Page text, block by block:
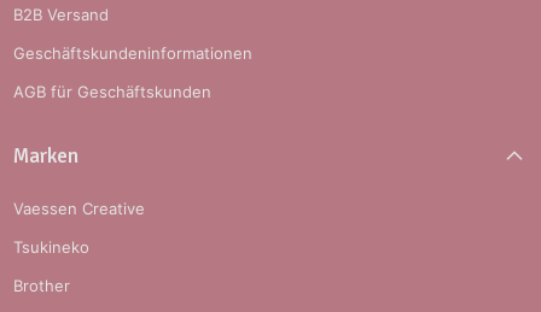
B2B Versand
Geschäftskundeninformationen
AGB für Geschäftskunden
Marken
Vaessen Creative
Tsukineko
Brother